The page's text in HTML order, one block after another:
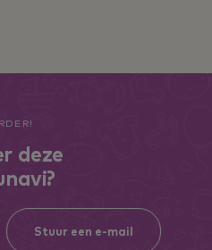
deze
Stuur een e-mail